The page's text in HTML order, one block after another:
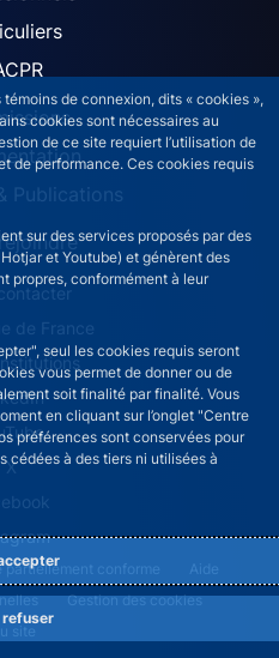
de connexion, dits « cookies »,
cookies sont nécessaires au
de ce site requiert l’utilisation de
de performance. Ces cookies requis
sur des services proposés par des
et Youtube) et génèrent des
propres, conformément à leur
seul les cookies requis seront
vous permet de donner ou de
soit finalité par finalité. Vous
en cliquant sur l’onglet "Centre
préférences sont conservées pour
cédées à des tiers ni utilisées à
refuser
Publications
(French)
de France
X
conforme
Aide
Gestion des cookies
site